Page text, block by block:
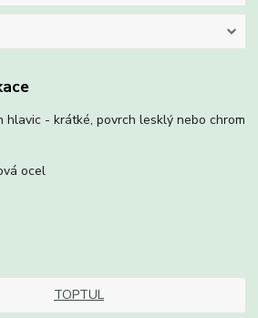
hlavic - krátké, povrch lesklý nebo chrom
ocel
TOPTUL